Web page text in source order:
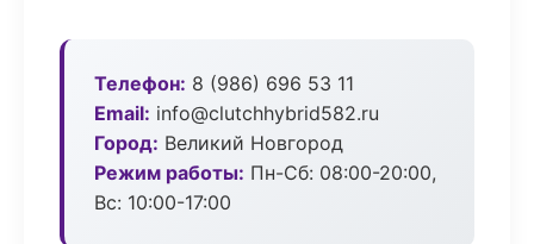
Телефон: 8 (986) 696 53 11
Email: info@clutchhybrid582.ru
Город: Великий Новгород
Режим работы: Пн-Сб: 08:00-20:00,
Вс: 10:00-17:00